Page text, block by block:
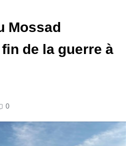
Mossad
de la guerre à
0